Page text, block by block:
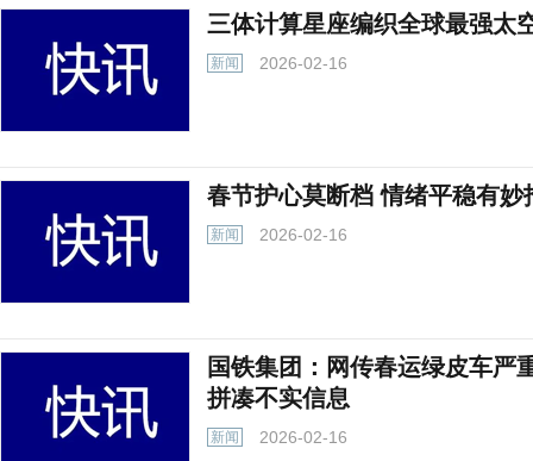
三体计算星座编织全球最强太
新闻 2026-02-16
春节护心莫断档 情绪平稳有妙
新闻 2026-02-16
国铁集团：网传春运绿皮车严
拼凑不实信息
新闻 2026-02-16